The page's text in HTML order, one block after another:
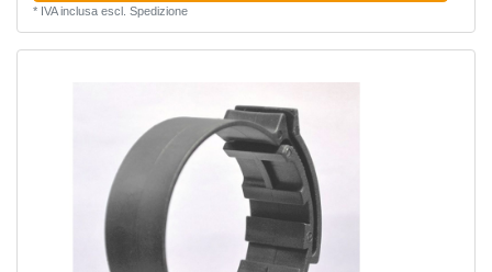
* IVA inclusaescl. Spedizione